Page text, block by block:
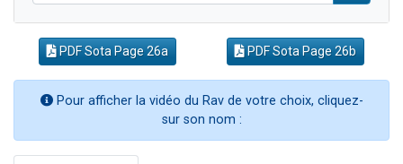
PDF Sota Page 26a PDF Sota Page 26b
Pour afficher la vidéo du Rav de votre choix, cliquez-
sur son nom :